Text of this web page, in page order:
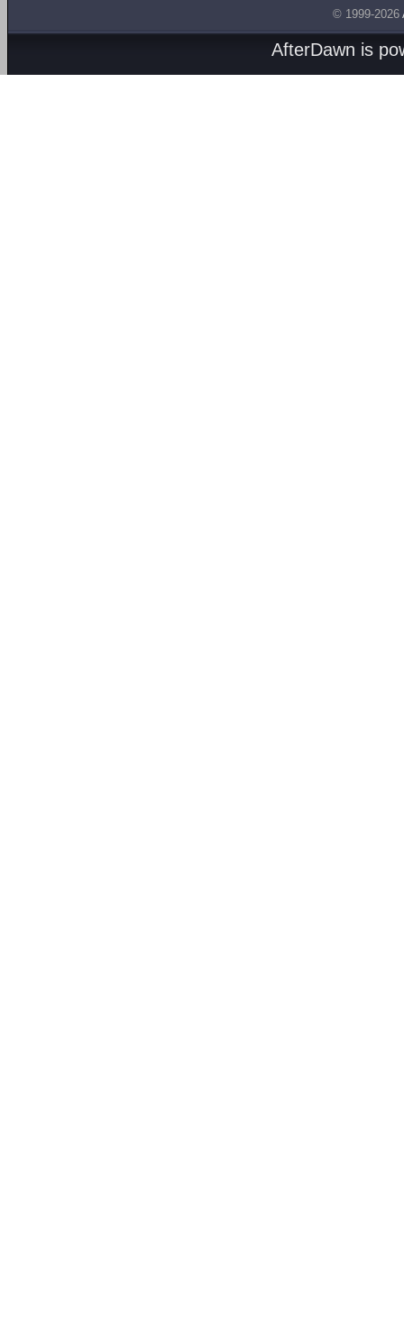
© 1999-2026
AfterDawn is